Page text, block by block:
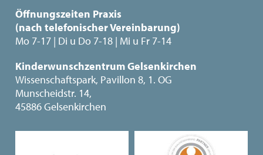
Öffnungszeiten Praxis
(nach telefonischer Vereinbarung)
Mo 7-17 | Di u Do 7-18 | Mi u Fr 7-14
Kinderwunschzentrum Gelsenkirchen
Wissenschaftspark, Pavillon 8, 1. OG
Munscheidstr. 14,
45886 Gelsenkirchen